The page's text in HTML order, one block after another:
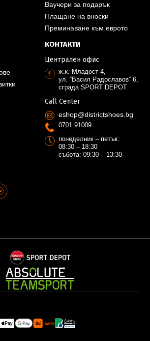
Ваучери за подарък
Плащане на вноски
Преминаване към еврото
КОНТАКТИ
Централен офис
ж.к. Младост 4,
ул. “Васил Радославов” 6,
сграда SPORT DEPOT
Call Center
eshop@districtshoes.bg
0701 91009
понеделник – петък:
08:30 – 18:30
събота: 09:30 – 13:30